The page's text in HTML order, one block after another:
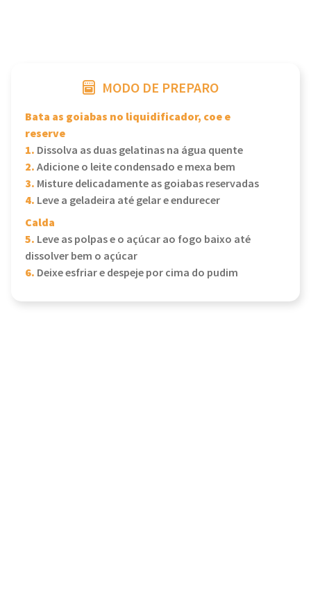
MODO DE PREPARO
Bata as goiabas no liquidificador, coe e
reserve
1. Dissolva as duas gelatinas na água quente
2.Adicione o leite condensado e mexa bem
3. Misture delicadamente as goiabas reservadas
4. Leve a geladeira até gelar e endurecer
Calda
5. Leve as polpas e o açúcar ao fogo baixo até
dissolver bem o açúcar
6. Deixe esfriar e despeje por cima do pudim